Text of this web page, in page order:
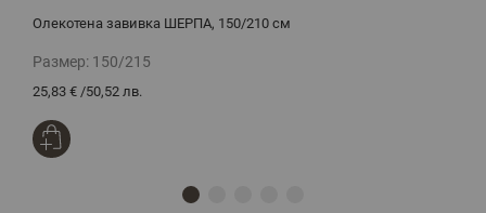
Олекотена завивка ШЕРПА, 150/210 см
Размер: 150/215
25,83 € /50,52 лв.